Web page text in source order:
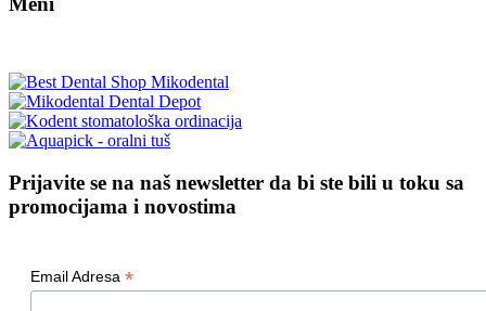
Prijavite se na naš newsletter da bi ste bili u toku sa
promocijama i novostima
Email Adresa *